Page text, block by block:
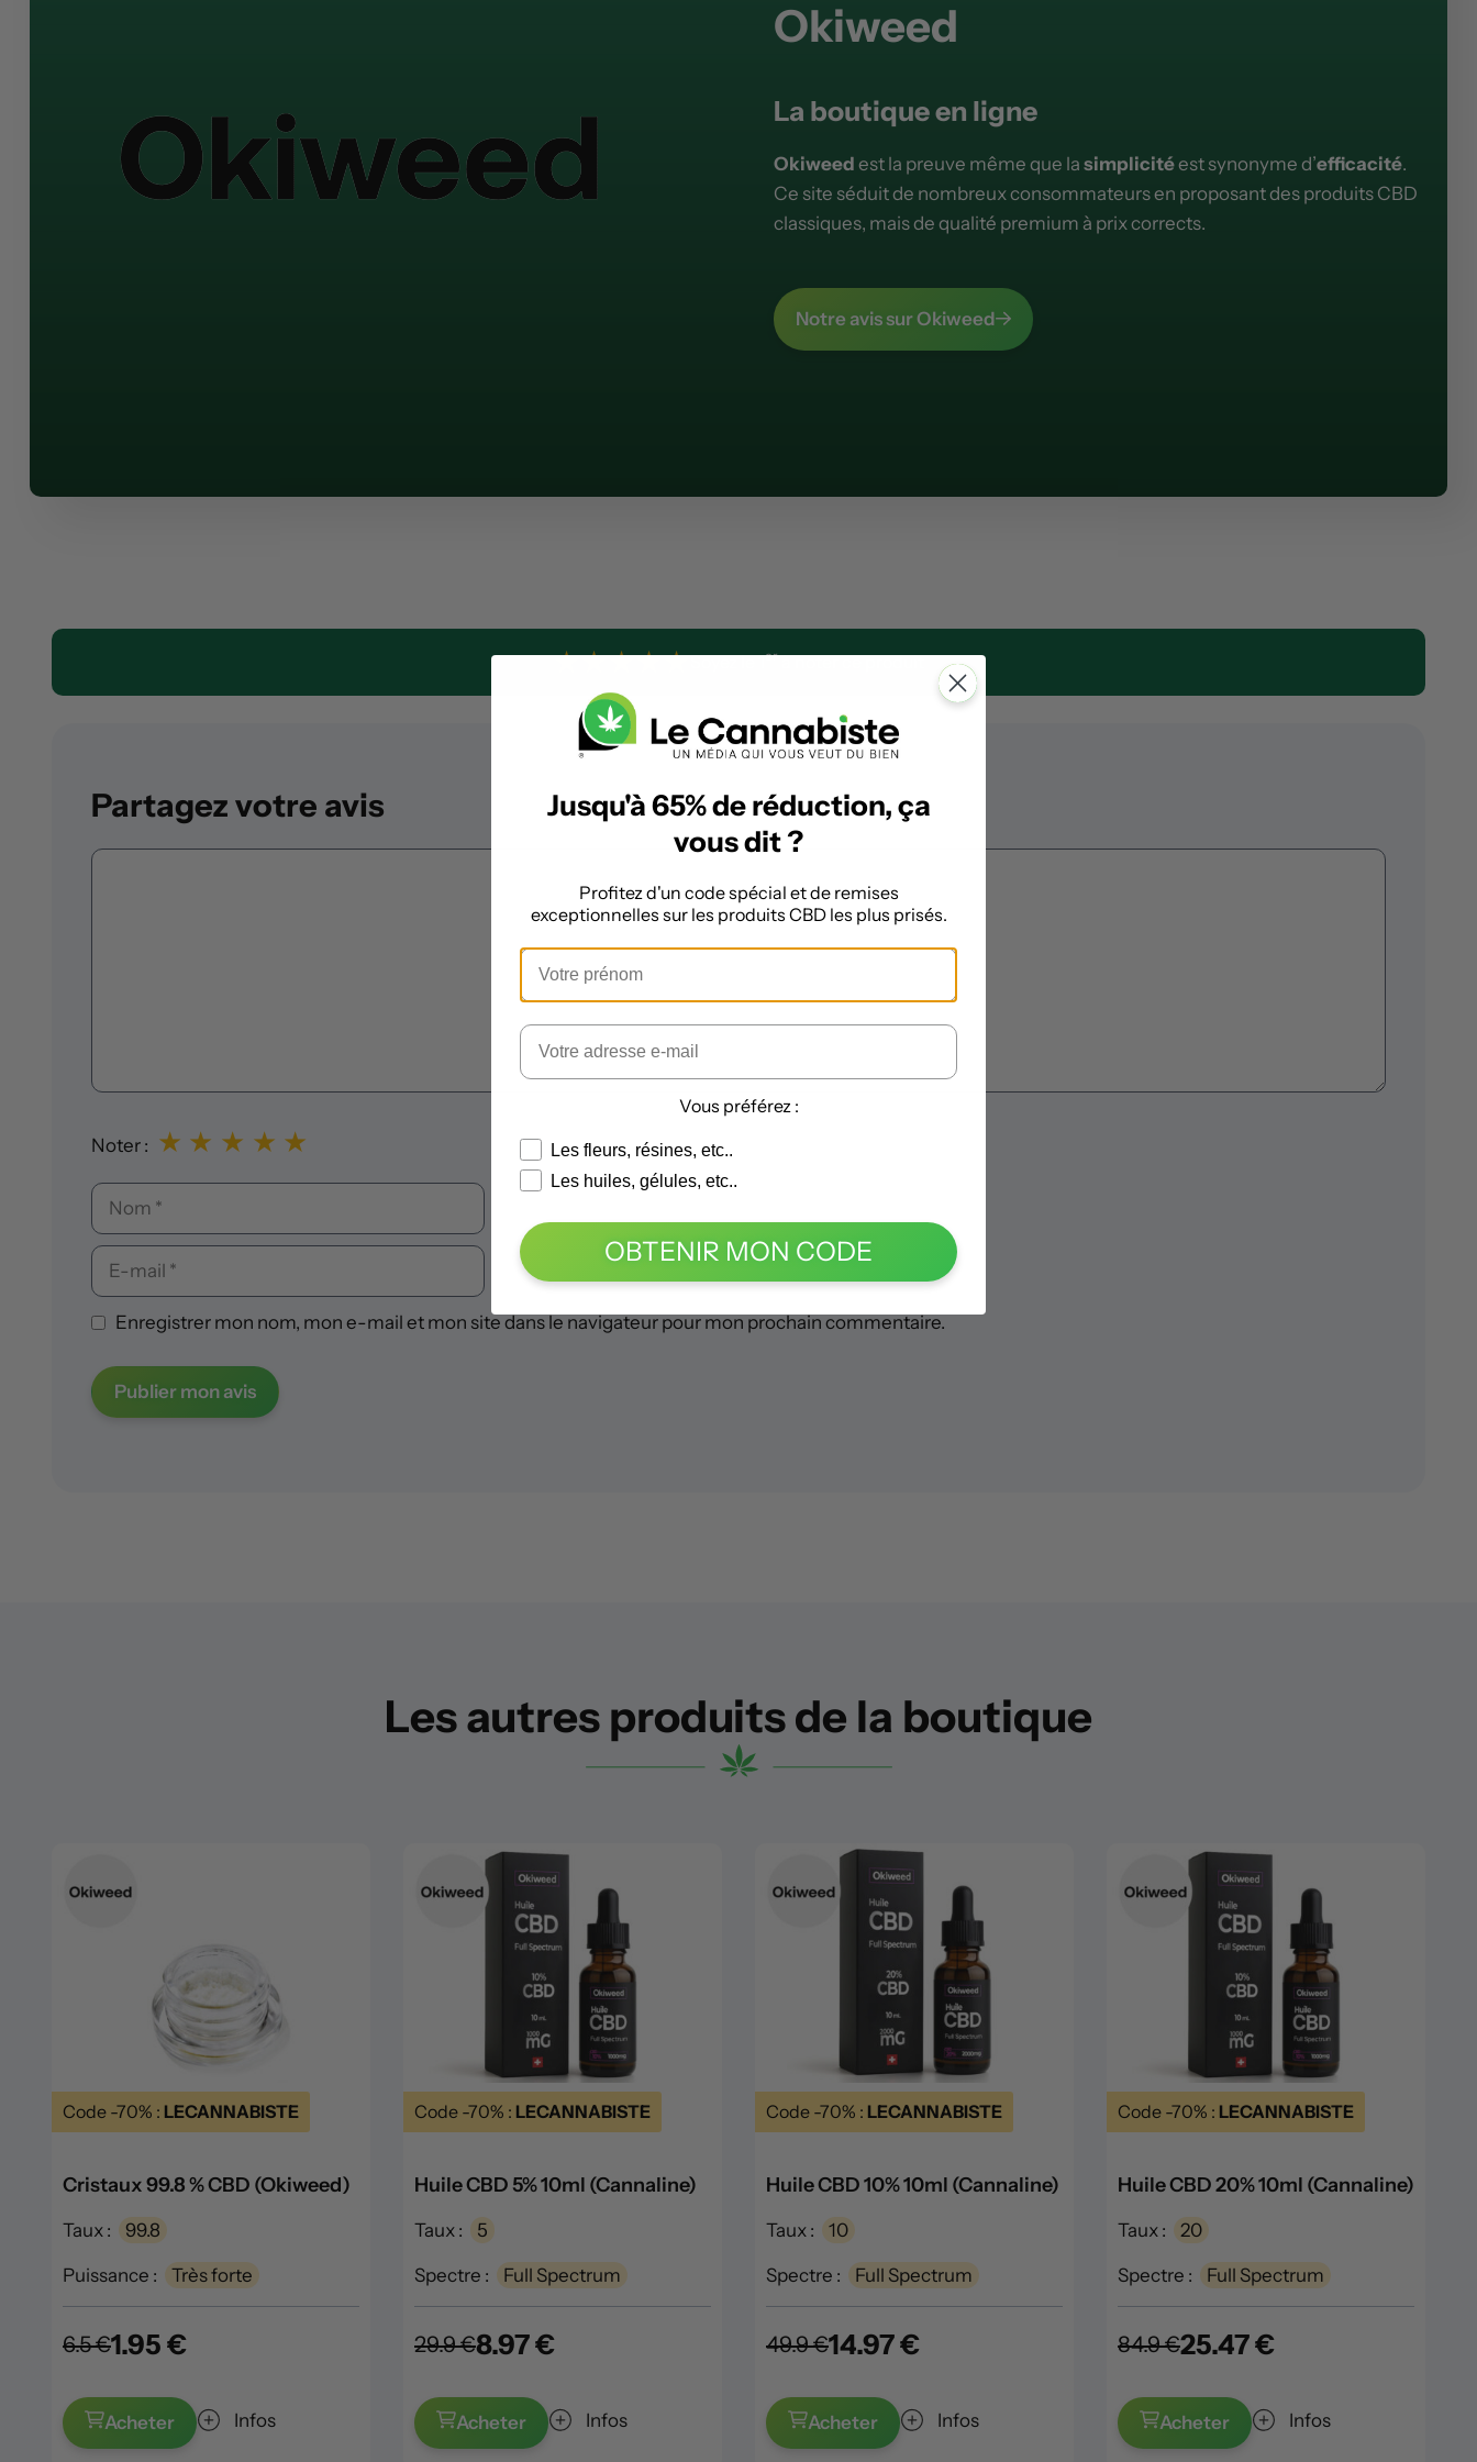
Okiweed
La boutique en ligne
Okiweed est la preuve même que la simplicitéest synonyme d’efficacité.
Ce site séduit de nombreux consommateurs en proposant des produits CBD
classiques, mais de qualité premium à prix corrects.
Notre avis sur Okiweed
★★★★★Soyez le 1erà noter ce produit
Partagez votre avis
Commentaire
Noter : ★
★
★
★
★
Nom
E-
mail
Enregistrer mon nom, mon e-mail et mon site dans le navigateur pour mon prochain commentaire.
Les autres produits de la boutique
Code -70% : LECANNABISTE
Cristaux 99.8 % CBD (Okiweed)
Taux : 99.8
Puissance : Très forte
6.5 €1.95 €
Acheter Infos
Code -70% : LECANNABISTE
Huile CBD 5% 10ml (Cannaline)
Taux : 5
Spectre : Full Spectrum
29.9 €8.97 €
Acheter Infos
Code -70% : LECANNABISTE
Huile CBD 10% 10ml (Cannaline)
Taux : 10
Spectre : Full Spectrum
49.9 €14.97 €
Acheter Infos
Code -70% : LECANNABISTE
Huile CBD 20% 10ml (Cannaline)
Taux : 20
Spectre : Full Spectrum
84.9 €25.47 €
Acheter Infos
Jusqu'à 65% de réduction, ça
vous dit ?
Profitez d'un code spécial et de remises
exceptionnelles sur les produits CBD les plus prisés.
Vous préférez :
Les fleurs, résines, etc..
Les huiles, gélules, etc..
OBTENIR MON CODE